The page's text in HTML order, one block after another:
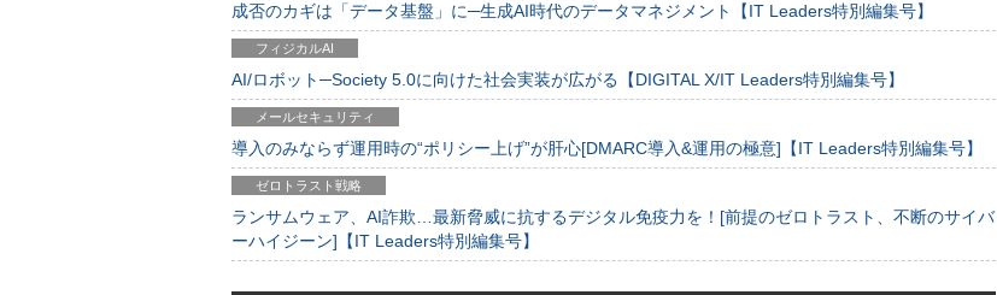
成否のカギは「データ基盤」に─生成AI時代のデータマネジメント【IT Leaders特別編集号】
フィジカルAI
AI/ロボット─Society 5.0に向けた社会実装が広がる【DIGITAL X/IT Leaders特別編集号】
メールセキュリティ
導入のみならず運用時の“ポリシー上げ”が肝心[DMARC導入&運用の極意]【IT Leaders特別編集号】
ゼロトラスト戦略
ランサムウェア、AI詐欺…最新脅威に抗するデジタル免疫力を！[前提のゼロトラスト、不断のサイバ
ーハイジーン]【IT Leaders特別編集号】